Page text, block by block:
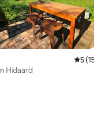
5 av
5
Hidaard